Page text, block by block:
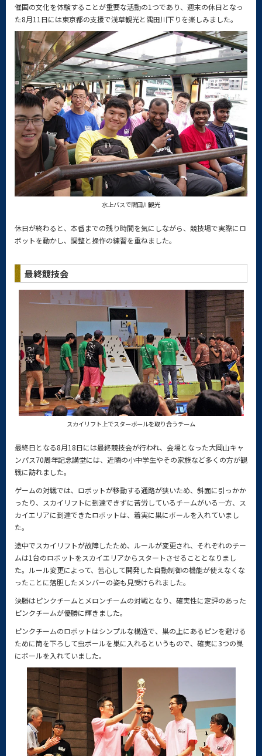
催国の文化を体験することが重要な活動の1つであり、週末の休日となっ
た8月11日には東京都の支援で浅草観光と隅田川下りを楽しみました。
水上バスで隅田川観光
休日が終わると、本番までの残り時間を気にしながら、競技場で実際にロ
ボットを動かし、調整と操作の練習を重ねました。
最終競技会
スカイリフト上でスターボールを取り合うチーム
最終日となる8月18日には最終競技会が行われ、会場となった大岡山キャ
ンパス70周年記念講堂には、近隣の小中学生やその家族など多くの方が観
戦に訪れました。
ゲームの対戦では、ロボットが移動する通路が狭いため、斜面に引っかか
ったり、スカイリフトに到達できずに苦労しているチームがいる一方、ス
カイエリアに到達できたロボットは、着実に巣にボールを入れていまし
た。
途中でスカイリフトが故障したため、ルールが変更され、それぞれのチー
ムは1台のロボットをスカイエリアからスタートさせることとなりまし
た。ルール変更によって、苦心して開発した自動制御の機能が使えなくな
ったことに落胆したメンバーの姿も見受けられました。
決勝はピンクチームとメロンチームの対戦となり、確実性に定評のあった
ピンクチームが優勝に輝きました。
ピンクチームのロボットはシンプルな構造で、巣の上にあるピンを避ける
ために筒を下ろして虫ボールを巣に入れるというもので、確実に3つの巣
にボールを入れていました。